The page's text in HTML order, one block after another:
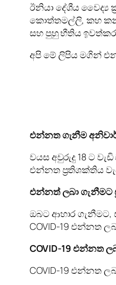
ඊනියා දේශීය වෛද්‍ය
කොත්තමල්ලි, කහ කන
සහ පුහු භීතිය ඉවත්කර
අපි මේ ලිපිය මගින්
එන්නත ගැනීම
වයස අවුරුදු 18 ට
එන්නත ප්‍රතිශක්තිය
එන්නත් ලබා ගැනීමට
ඔබට ආහාර ගැනීමට,
COVID-19 එන්නත
COVID-19 එන්නත
COVID-19 එන්නත